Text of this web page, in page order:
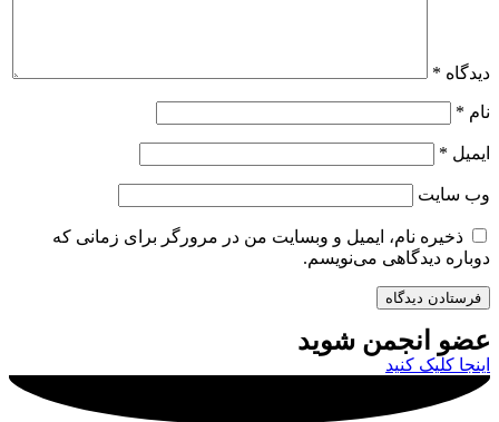
دیدگاه *
نام *
ایمیل *
وب‌ سایت
ذخیره نام، ایمیل و وبسایت من در مرورگر برای زمانی که
دوباره دیدگاهی می‌نویسم.
عضو انجمن شوید
اینجا کلیک کنید